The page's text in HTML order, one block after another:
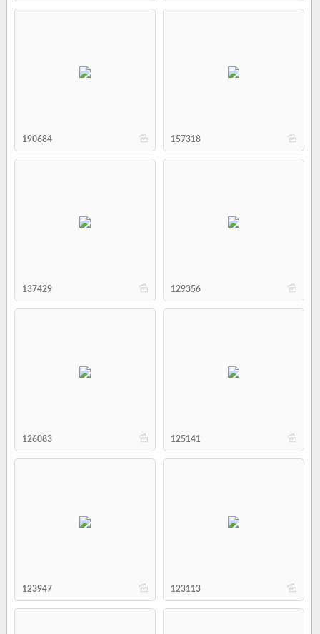
b
190684 b
157318
b
137429 b
129356
b
126083 b
125141
b
123947 b
123113